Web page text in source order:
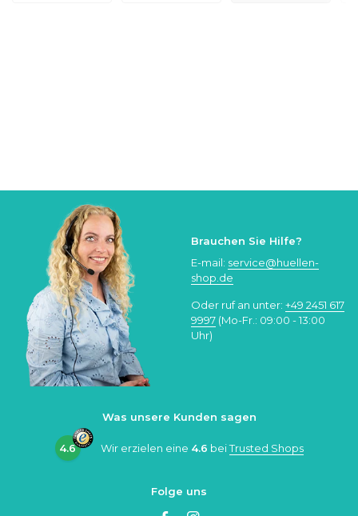
Brauchen Sie Hilfe?
E-mail: service@huellen-
shop.de
Oder ruf an unter: +49 2451 617
9997 (Mo-Fr.: 09:00 - 13:00
Uhr)
Was unsere Kunden sagen
4.6 Wir erzielen eine 4.6 beiTrusted Shops
Folge uns